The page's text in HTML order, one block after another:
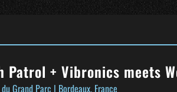
Patrol + Vibronics meets
Grand Parc | Bordeaux, France